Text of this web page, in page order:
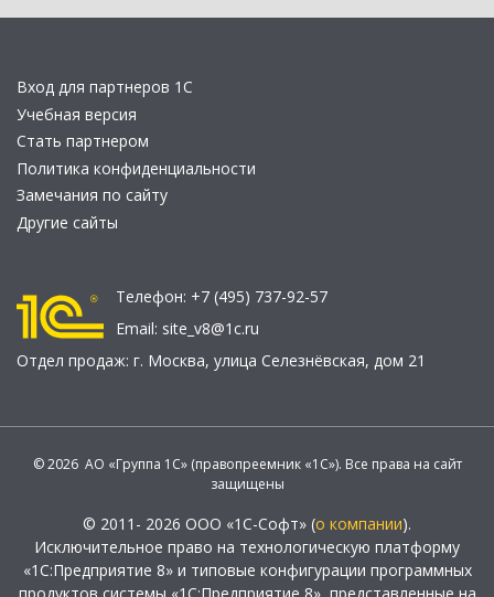
Вход для партнеров 1С
Учебная версия
Стать партнером
Политика конфиденциальности
Замечания по сайту
Другие сайты
Телефон: +7 (495) 737-92-57
Email: site_v8@1c.ru
Отдел продаж: г. Москва, улица Селезнёвская, дом 21
© 2026 АО «Группа 1С» (правопреемник «1С»). Все права на сайт
защищены
© 2011- 2026 ООО «1С-Софт» (о компании).
Исключительное право на технологическую платформу
«1С:Предприятие 8» и типовые конфигурации программных